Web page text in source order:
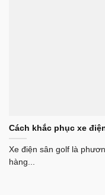
Cách khắc phục xe
Xe điện sân golf là
hàng...